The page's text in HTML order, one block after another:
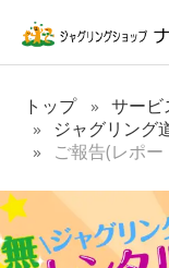
トップ
サービ
ジャグリング
ご報告(レポ